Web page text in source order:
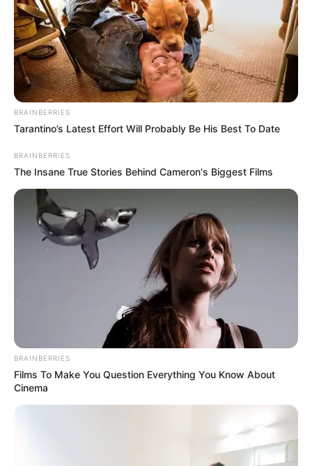
BRAINBERRIES
Tarantino’s Latest Effort Will Probably Be His Best To Date
BRAINBERRIES
The Insane True Stories Behind Cameron's Biggest Films
BRAINBERRIES
Films To Make You Question Everything You Know About
Cinema